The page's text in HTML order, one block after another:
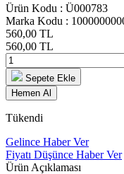
Ürün Kodu : Ü000783
Marka Kodu :
560,00 TL
560,00 TL
Sepete Ekle
Hemen Al
Tükendi
Gelince Haber Ver
Fiyatı Düşünce Haber Ver
Ürün Açıklaması